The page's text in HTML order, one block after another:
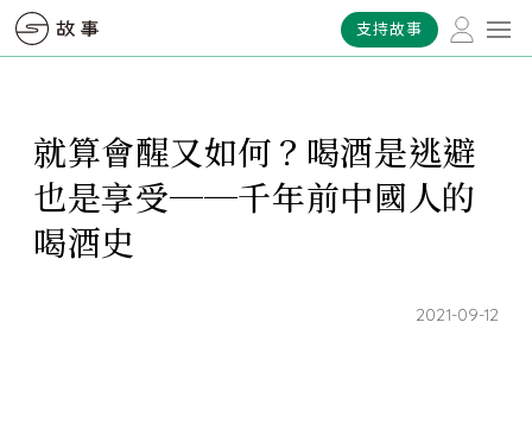
支持故事
就算會醒又如何？喝酒是逃避
也是享受──千年前中國人的
喝酒史
2021-09-12